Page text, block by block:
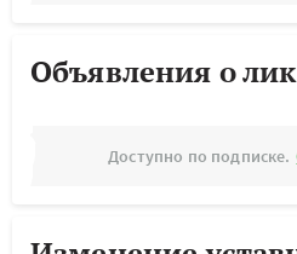
Объявления о
Доступно по подписке.